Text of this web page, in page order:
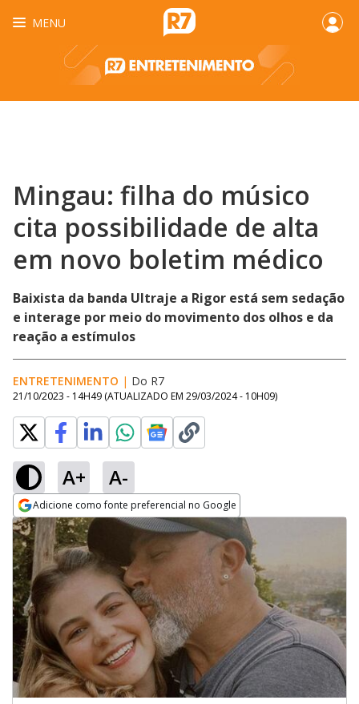
MENU
Mingau: filha do músico
cita possibilidade de alta
em novo boletim médico
Baixista da banda Ultraje a Rigor está sem sedação
e interage por meio do movimento dos olhos e da
reação a estímulos
ENTRETENIMENTO | Do R7
21/10/2023 - 14H49 (ATUALIZADO EM 29/03/2024 - 10H09)
A+ A-
Adicione como fonte preferencial no Google
Opens in new window